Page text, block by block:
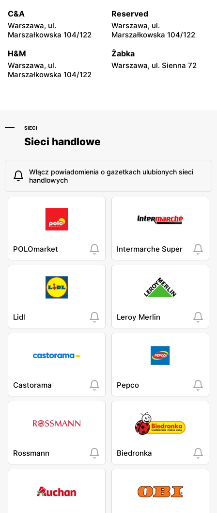
Hyżne, ul. Hyżne 100 Jarosław, ul. Pełkińska 147
moje sklepy moje sklepy
C&A
Warszawa, ul.
Marszałkowska 104/122
Reserved
Warszawa, ul.
Marszałkowska 104/122
H&M
Warszawa, ul.
Marszałkowska 104/122
Żabka
Warszawa, ul. Sienna 72
SIECI
Sieci handlowe
Włącz powiadomienia o gazetkach ulubionych sieci
handlowych
POLOmarket Intermarche Super
Lidl Leroy Merlin
Castorama Pepco
Rossmann Biedronka